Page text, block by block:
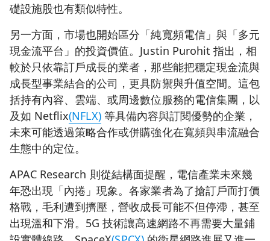
礎設施股也有類似特性。
另一方面，市場也開始區分「純寬頻電信」與「多元
現金流平台」的投資價值。Justin Purohit 指出，相
較於只依靠訂戶成長的業者，那些能把穩定現金流與
成長型事業結合的公司，更具防禦與升值空間。這包
括持有內容、雲端、或周邊數位服務的電信集團，以
及如 Netflix(NFLX)等具備內容與訂閱優勢的企業，
未來可能透過策略合作或併購強化在寬頻與串流融合
生態中的定位。
APAC Research 則從結構面提醒，電信產業未來幾
年恐出現「內捲」現象。各家業者為了搶訂戶而打價
格戰，毛利遭到擠壓，營收成長可能不但停滯，甚至
出現溫和下滑。5G 技術讓高速網路不再需要大量鋪